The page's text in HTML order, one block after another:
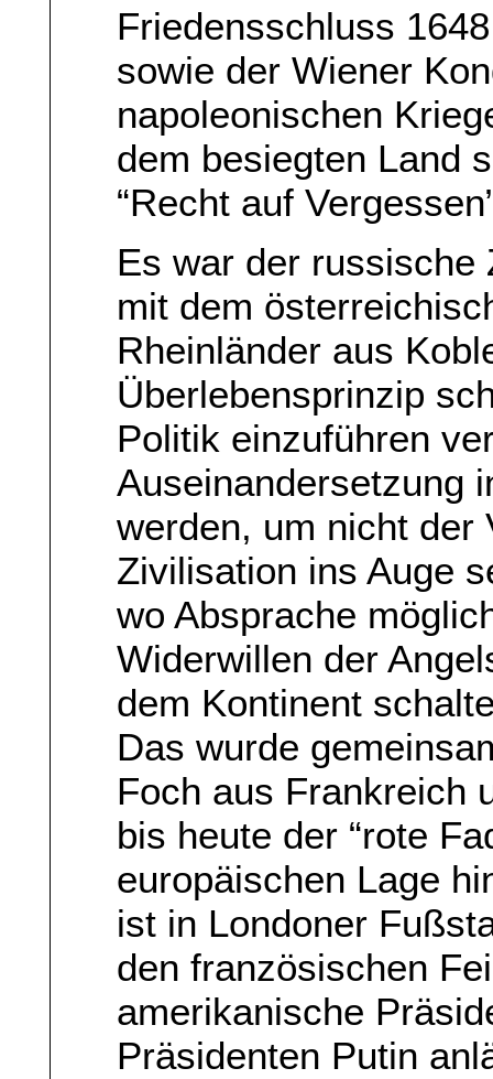
Friedensschluss
sowie der Wiener
napoleonischen
dem besiegten Land
“Recht auf
Es war der russische
mit dem
Rheinländer aus
Überlebensprinzip
Politik einzuführen
Auseinandersetzung
werden, um nicht der
Zivilisation ins Auge
wo Absprache
Widerwillen der
dem Kontinent
Das wurde
Foch aus Frankreich
bis heute der “rote
europäischen Lage
ist in Londoner
den französischen
amerikanische
Präsidenten Putin